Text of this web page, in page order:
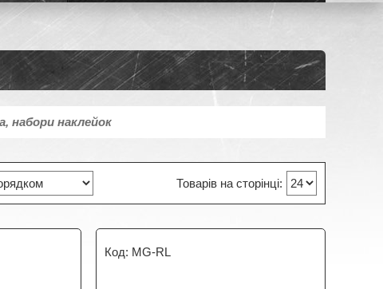
набори наклейок
MG-RL